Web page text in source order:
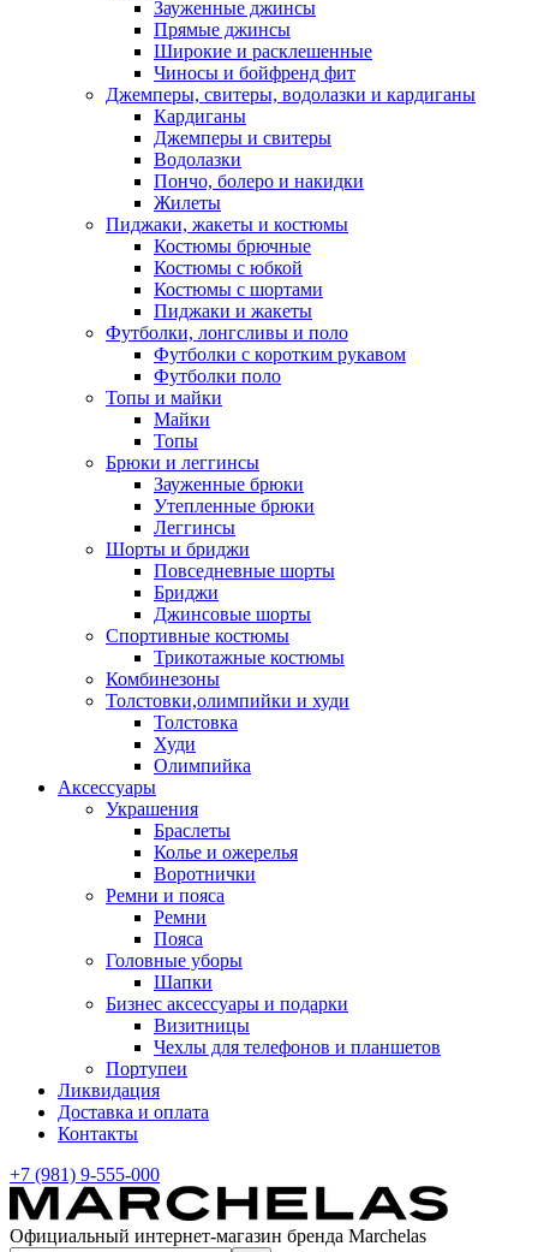
Зауженные джинсы
Прямые джинсы
Широкие и расклешенные
Чиносы и бойфренд фит
Джемперы, свитеры, водолазки и кардиганы
Кардиганы
Джемперы и свитеры
Водолазки
Пончо, болеро и накидки
Жилеты
Пиджаки, жакеты и костюмы
Костюмы брючные
Костюмы с юбкой
Костюмы с шортами
Пиджаки и жакеты
Футболки, лонгсливы и поло
Футболки с коротким рукавом
Футболки поло
Топы и майки
Майки
Топы
Брюки и леггинсы
Зауженные брюки
Утепленные брюки
Леггинсы
Шорты и бриджи
Повседневные шорты
Бриджи
Джинсовые шорты
Спортивные костюмы
Трикотажные костюмы
Комбинезоны
Толстовки,олимпийки и худи
Толстовка
Худи
Олимпийка
Аксессуары
Украшения
Браслеты
Колье и ожерелья
Воротнички
Ремни и пояса
Ремни
Пояса
Головные уборы
Шапки
Бизнес аксессуары и подарки
Визитницы
Чехлы для телефонов и планшетов
Портупеи
Ликвидация
Доставка и оплата
Контакты
+7 (981) 9-555-000
Официальный интернет-магазин бренда Marchelas